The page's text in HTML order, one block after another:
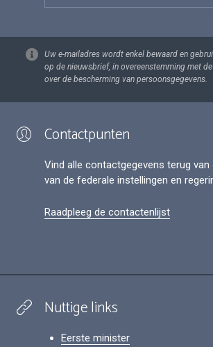
Uw e-mailadres wordt enkel bewaard en
op de nieuwsbrief, in overeenstemming met
over de bescherming van persoonsgegevens.
Contactpunten
Vind alle contactgegevens terug
van de federale instellingen en
Raadpleeg de contactenlijst
Nuttige links
Eerste minister